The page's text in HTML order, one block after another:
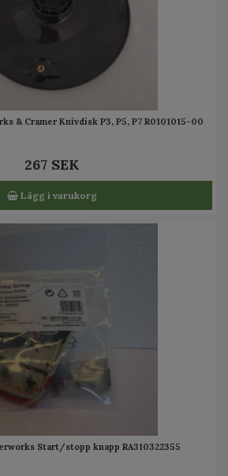
& Cramer Knivdisk P3, P5, P7 R0101015-00
267 SEK
Lägg i varukorg
Start/stopp knapp RA310322355